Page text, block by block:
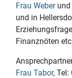
Frau Weberund
und in
Finanznöten
Frau Tabor, Tel: